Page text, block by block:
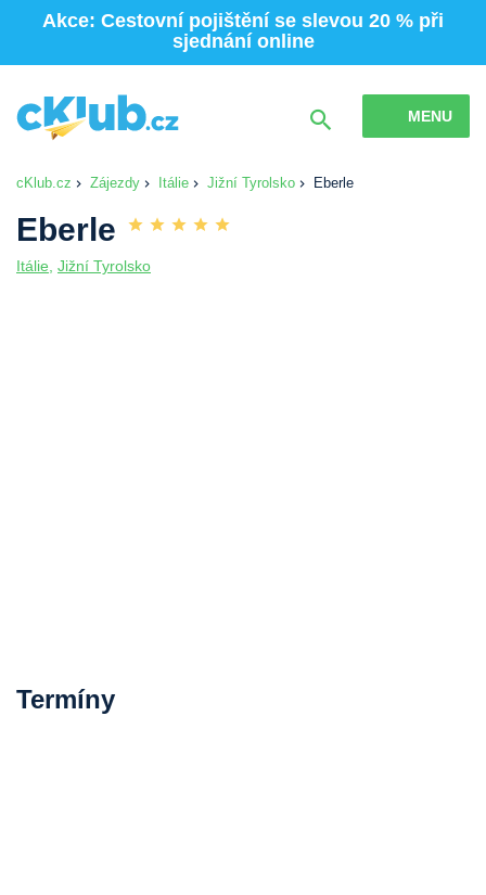
Akce: Cestovní pojištění se slevou 20 % při
sjednání online
MENU
cKlub.cz Zájezdy Itálie Jižní Tyrolsko Eberle
Eberle
Itálie Jižní Tyrolsko
Termíny